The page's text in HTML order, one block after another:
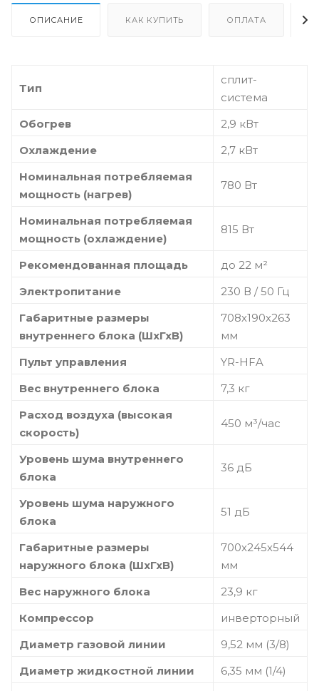
ОПИСАНИЕ КАК КУПИТЬ ОПЛАТА
Тип
сплит-
система
Обогрев
2,9 кВт
Охлаждение
2,7 кВт
Номинальная потребляемая
мощность (нагрев)
780 Вт
Номинальная потребляемая
мощность (охлаждение)
815 Вт
Рекомендованная площадь
до 22 м²
Электропитание
230 В / 50 Гц
Габаритные размеры
внутреннего блока (ШхГхВ)
708х190х263
мм
Пульт управления
YR-HFA
Вес внутреннего блока
7,3 кг
Расход воздуха (высокая
скорость)
450 м³/час
Уровень шума внутреннего
блока
36 дБ
Уровень шума наружного
блока
51 дБ
Габаритные размеры
наружного блока (ШхГхВ)
700х245х544
мм
Вес наружного блока
23,9 кг
Компрессор
инверторный
Диаметр газовой линии
9,52 мм (3/8)
Диаметр жидкостной линии
6,35 мм (1/4)